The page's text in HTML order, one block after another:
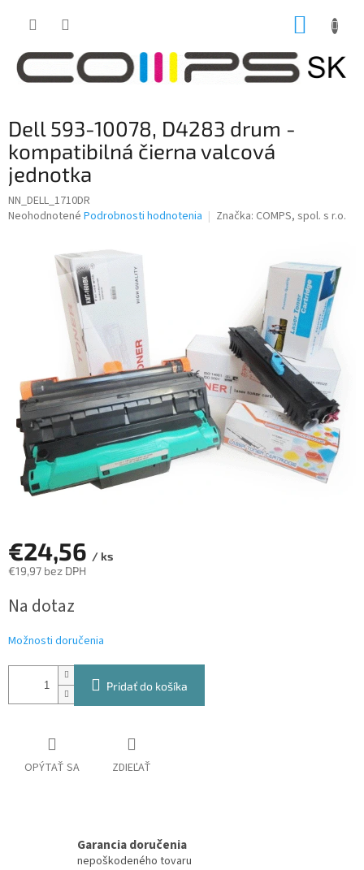
Dell 593-10078, D4283 drum -
kompatibilná čierna valcová
jednotka
NN_DELL_1710DR
Priemerné
Neohodnotené Podrobnosti hodnotenia Značka: COMPS, spol. s r.o.
€24,56 / ks
€19,97 bez DPH
cena:
Na dotaz
Možnosti doručenia
Pridať do košíka
OPÝTAŤ SA ZDIEĽAŤ
Garancia doručenia
nepoškodeného tovaru